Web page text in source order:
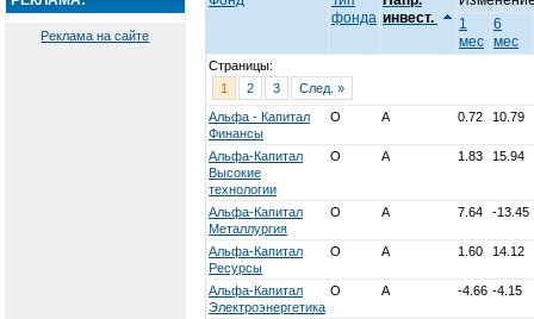
Реклама на сайте
фонда инвест.
1
мес
6
мес
Страницы:
1
2 3
След. »
Альфа - Капитал
Финансы
О А 0.72 10.79
Альфа-Капитал
Высокие
технологии
О А 1.83 15.94
Альфа-Капитал
Металлургия
О А 7.64 -13.45
Альфа-Капитал
Ресурсы
О А 1.60 14.12
Альфа-Капитал
Электроэнергетика
О А -4.66 -4.15